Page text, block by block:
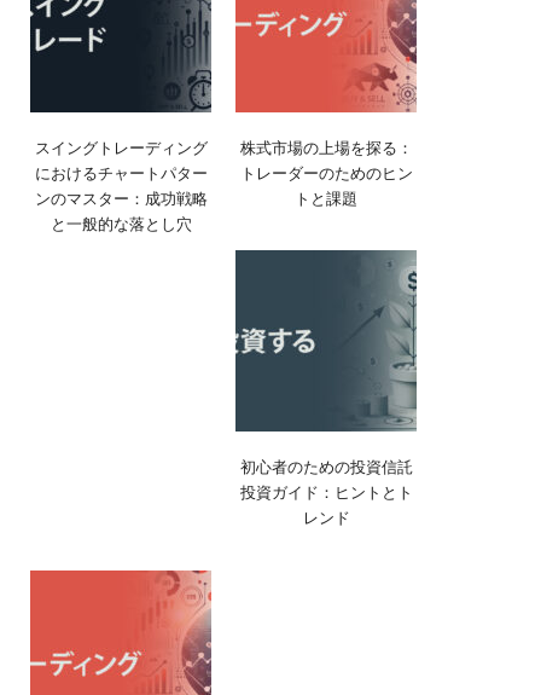
スイングトレーディング
におけるチャートパター
ンのマスター：成功戦略
と一般的な落とし穴
株式市場の上場を探る：
トレーダーのためのヒン
トと課題
初心者のための投資信託
投資ガイド：ヒントとト
レンド